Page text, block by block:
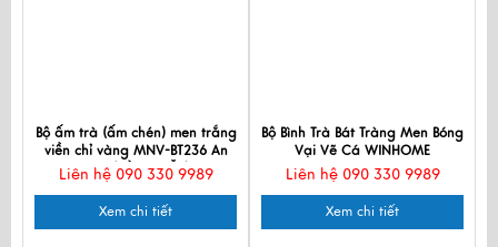
Bộ ấm trà (ấm chén) men trắng
viền chỉ vàng MNV-BT236 An
Viêt (HÀNG ĐẶT)
Liên hệ 090 330 9989
Xem chi tiết
Bộ Bình Trà Bát Tràng Men Bóng
Vại Vẽ Cá WINHOME
Liên hệ 090 330 9989
Xem chi tiết